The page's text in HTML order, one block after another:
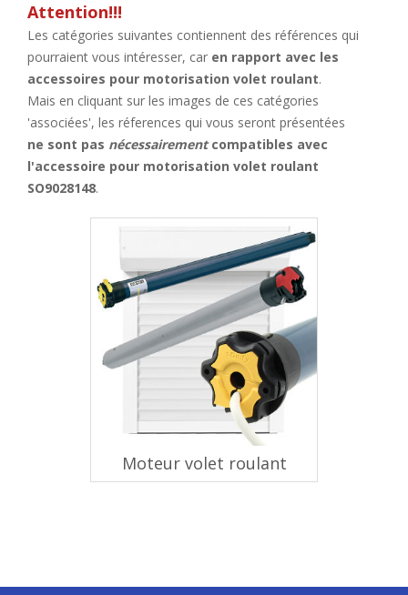
Attention!!!
Les catégories suivantes contiennent des références qui
pourraient vous intéresser, car en rapport avec les
accessoires pour motorisation volet roulant.
Mais en cliquant sur les images de ces catégories
'associées', les réferences qui vous seront présentées
ne sont pas nécessairementcompatibles avec
l'accessoire pour motorisation volet roulant
SO9028148.
Moteur volet roulant